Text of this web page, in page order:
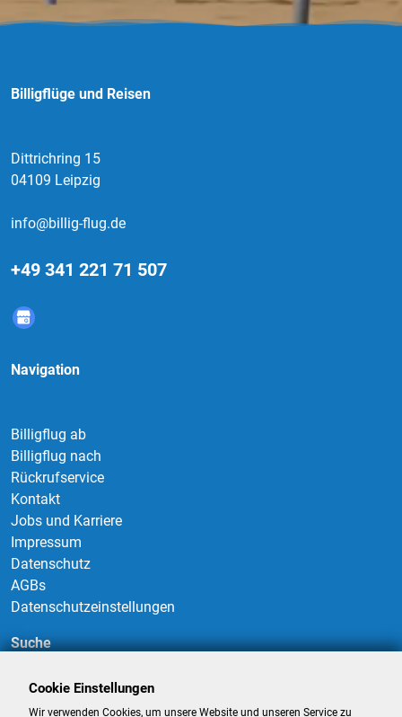
Billigflüge und Reisen
Dittrichring 15
04109 Leipzig
info@billig-flug.de
+49 341 221 71 507
Navigation
Billigflug ab
Billigflug nach
Rückrufservice
Kontakt
Jobs und Karriere
Impressum
Datenschutz
AGBs
Datenschutzeinstellungen
Suche
Cookie Einstellungen
Wir verwenden Cookies, um unsere Website und unseren Service zu